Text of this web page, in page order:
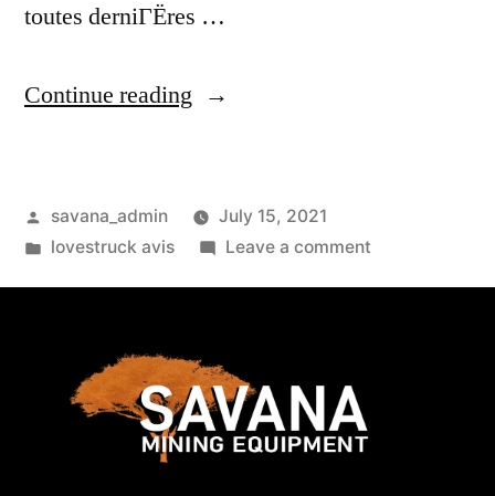
toutes derniГЁres …
Continue reading
savana_admin
July 15, 2021
lovestruck avis
Leave a comment